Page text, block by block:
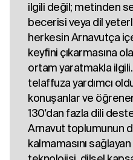
ilgili değil; metinden
becerisi veya dil
herkesin Arnavutça
keyfini çıkarmasına
ortam yaratmakla
telaffuza yardımcı
konuşanlar ve
130'dan fazla dili
Arnavut toplumunun
kalmamasını